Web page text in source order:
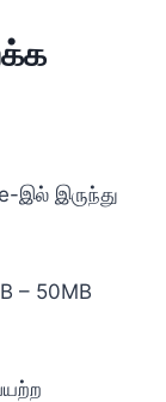
இல் இருந்து
– 50MB